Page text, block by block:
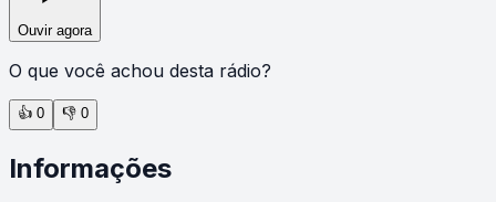
Ouvir agora
O que você achou desta rádio?
👍 0 👎 0
Informações